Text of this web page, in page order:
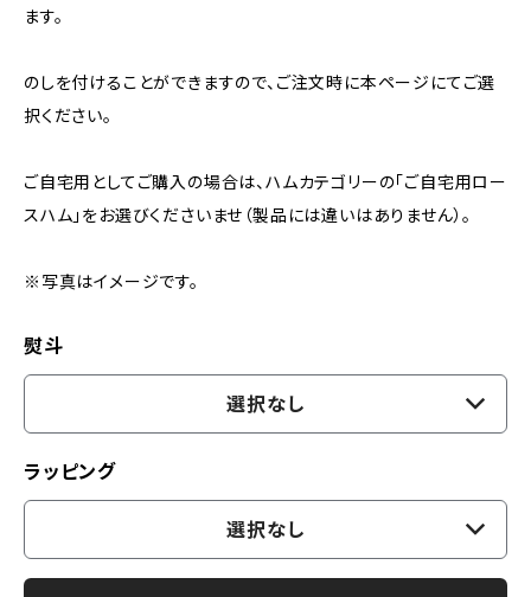
ます。
のしを付けることができますので、ご注文時に本ページにてご選
択ください。
ご自宅用としてご購入の場合は、ハムカテゴリーの「ご自宅用ロー
スハム」をお選びくださいませ（製品には違いはありません）。
※写真はイメージです。
熨斗
選択なし
ラッピング
選択なし